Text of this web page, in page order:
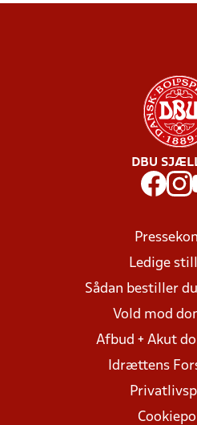
DBU
Ledige
Sådan bestiller
Vold mod
Afbud + Akut
Idrættens